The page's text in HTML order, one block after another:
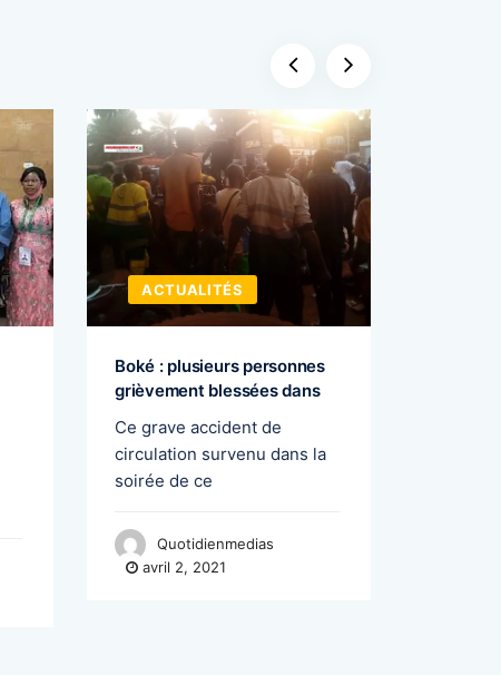
ACTUALITÉS
Boké : plusieurs personnes
grièvement blessées dans
Ce grave accident de
circulation survenu dans la
soirée de ce
Quotidienmedias
avril 2, 2021